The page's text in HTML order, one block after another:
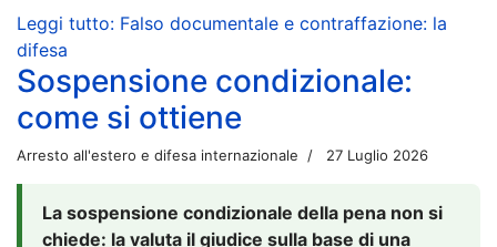
Leggi tutto: Falso documentale e contraffazione: la
difesa
Sospensione condizionale:
come si ottiene
Arresto all'estero e difesa internazionale 27 Luglio 2026
La sospensione condizionale della pena non si
chiede: la valuta il giudice sulla base di una